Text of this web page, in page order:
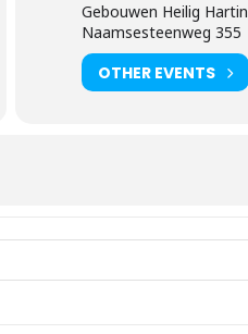
Gebouwen Heilig
Naamsesteenweg 355
OTHER EVENTS